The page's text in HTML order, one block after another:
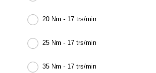
20 Nm - 17 trs/min
25 Nm - 17 trs/min
35 Nm - 17 trs/min